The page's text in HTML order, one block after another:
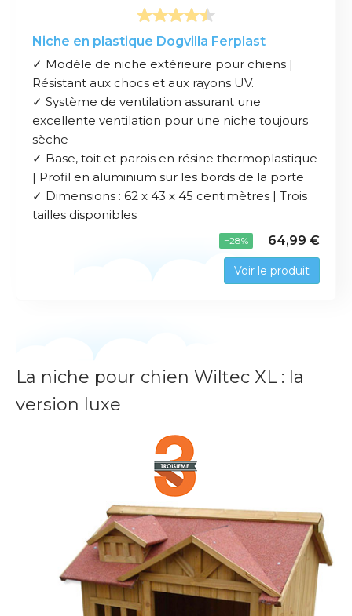
Niche en plastique Dogvilla Ferplast
✓ Modèle de niche extérieure pour chiens |
Résistant aux chocs et aux rayons UV.
✓ Système de ventilation assurant une
excellente ventilation pour une niche toujours
sèche
✓ Base, toit et parois en résine thermoplastique
| Profil en aluminium sur les bords de la porte
✓ Dimensions : 62 x 43 x 45 centimètres | Trois
tailles disponibles
−28% 64,99 €
Voir le produit
La niche pour chien Wiltec XL : la
version luxe